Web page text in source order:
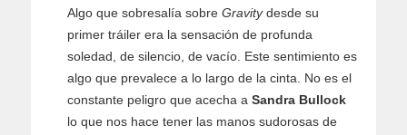
Algo que sobresalía sobre Gravitydesde su
primer tráiler era la sensación de profunda
soledad, de silencio, de vacío. Este sentimiento es
algo que prevalece a lo largo de la cinta. No es el
constante peligro que acecha a Sandra Bullock
lo que nos hace tener las manos sudorosas de